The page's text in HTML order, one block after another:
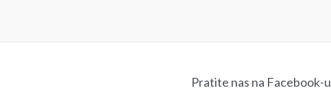
Pratite nas na Facebook-u